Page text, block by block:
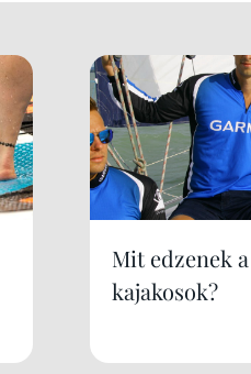
Mit edzenek a
kajakosok?